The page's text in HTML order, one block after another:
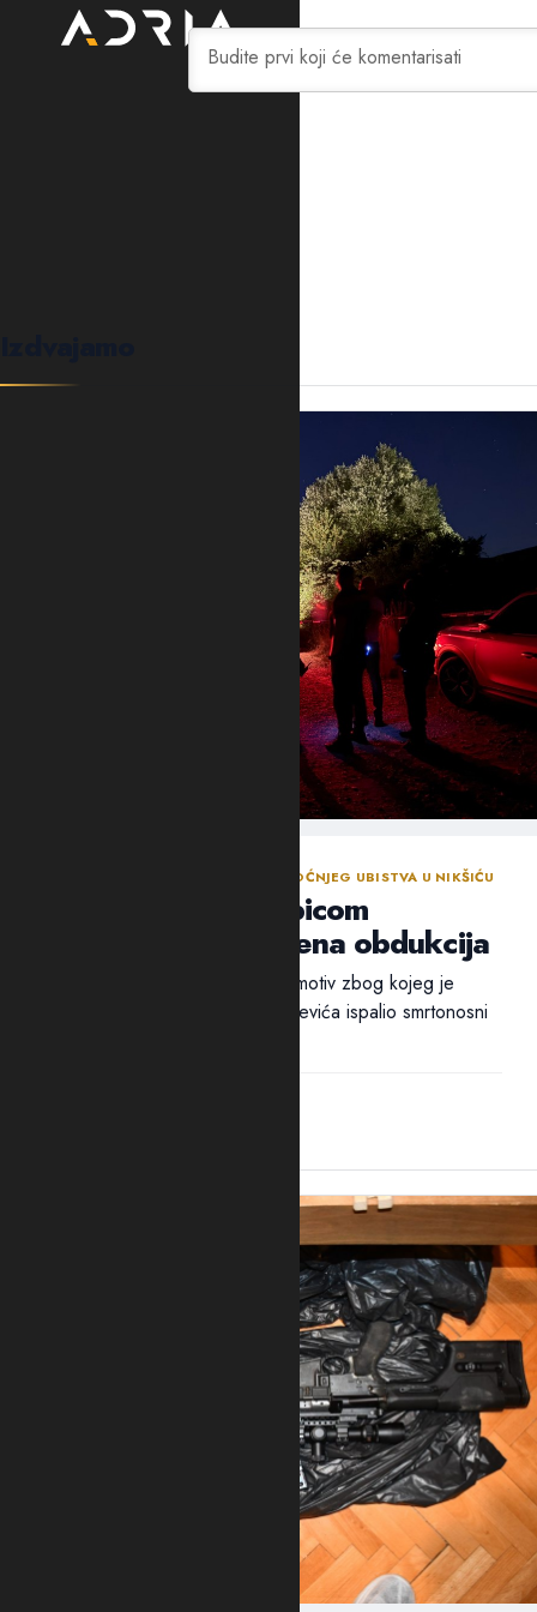
NASTAVLJENA ISTRAGA NAKON SINOĆNJEG UBISTVA U NIKŠIĆU
Policija traga za ubicom
Mrvaljevića, naložena obdukcija
Ni nakon 18 sati nije utvrđen ni motiv zbog kojeg je
ubica, navodno, u potiljak Mrvaljevića ispalio smrtonosni